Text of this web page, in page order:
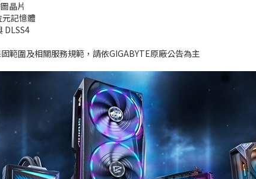
晶片
記憶體
DLSS4
範圍及相關服務規範，請依GIGABYTE原廠公告為主